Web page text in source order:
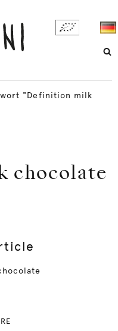
"Definition milk
chocolate